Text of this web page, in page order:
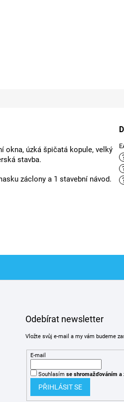
okna, úzká špičatá kopule, velký
stavba.
záclony a 1 stavební návod.
Odebírat newsletter
Vložte svůj e-mail a my vám budeme
E-mail
Souhlasím se shromažďováním a
PŘIHLÁSIT SE